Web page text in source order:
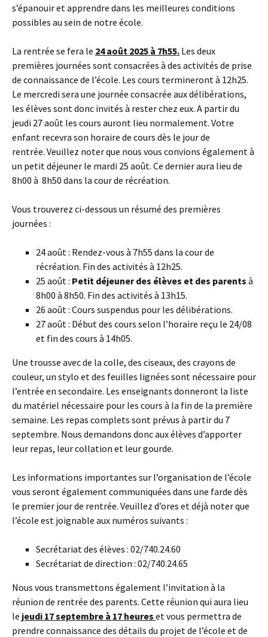
s’épanouir et apprendre dans les meilleures conditions
possibles au sein de notre école.
La rentrée se fera le 24 août 2025 à 7h55. Les deux
premières journées sont consacrées à des activités de prise
de connaissance de l’école. Les cours termineront à 12h25.
Le mercredi sera une journée consacrée aux délibérations,
les élèves sont donc invités à rester chez eux. A partir du
jeudi 27 août les cours auront lieu normalement. Votre
enfant recevra son horaire de cours dès le jour de
rentrée. Veuillez noter que nous vous convions également à
un petit déjeuner le mardi 25 août. Ce dernier aura lieu de
8h00 à 8h50 dans la cour de récréation.
Vous trouverez ci-dessous un résumé des premières
journées :
24 août : Rendez-vous à 7h55 dans la cour de
récréation. Fin des activités à 12h25.
25 août : Petit déjeuner des élèves et des parents à
8h00 à 8h50. Fin des activités à 13h15.
26 août : Cours suspendus pour les délibérations.
27 août : Début des cours selon l’horaire reçu le 24/08
et fin des cours à 14h05.
Une trousse avec de la colle, des ciseaux, des crayons de
couleur, un stylo et des feuilles lignées sont nécessaire pour
l’entrée en secondaire. Les enseignants donneront la liste
du matériel nécessaire pour les cours à la fin de la première
semaine. Les repas complets sont prévus à partir du 7
septembre. Nous demandons donc aux élèves d’apporter
leur repas, leur collation et leur gourde.
Les informations importantes sur l’organisation de l’école
vous seront également communiquées dans une farde dès
le premier jour de rentrée. Veuillez d’ores et déjà noter que
l’école est joignable aux numéros suivants :
Secrétariat des élèves : 02/740.24.60
Secrétariat de direction : 02/740.24.65
Nous vous transmettons également l’invitation à la
réunion de rentrée des parents. Cette réunion qui aura lieu
le jeudi 17 septembre à 17 heures et vous permettra de
prendre connaissance des détails du projet de l’école et de